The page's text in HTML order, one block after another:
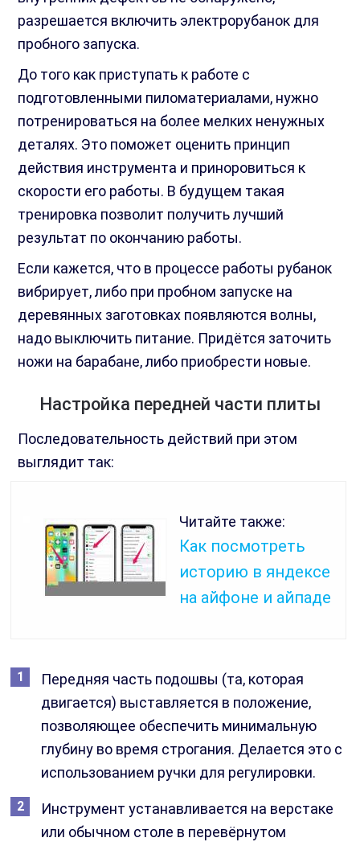
разрешается включить электрорубанок для
пробного запуска.
До того как приступать к работе с
подготовленными пиломатериалами, нужно
потренироваться на более мелких ненужных
деталях. Это поможет оценить принцип
действия инструмента и приноровиться к
скорости его работы. В будущем такая
тренировка позволит получить лучший
результат по окончанию работы.
Если кажется, что в процессе работы рубанок
вибрирует, либо при пробном запуске на
деревянных заготовках появляются волны,
надо выключить питание. Придётся заточить
ножи на барабане, либо приобрести новые.
Настройка передней части плиты
Последовательность действий при этом
выглядит так:
Читайте также:
Как посмотреть
историю в яндексе
на айфоне и айпаде
Передняя часть подошвы (та, которая
двигается) выставляется в положение,
позволяющее обеспечить минимальную
глубину во время строгания. Делается это с
использованием ручки для регулировки.
Инструмент устанавливается на верстаке
или обычном столе в перевёрнутом